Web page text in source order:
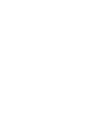
ist nicht unser
(BSW).